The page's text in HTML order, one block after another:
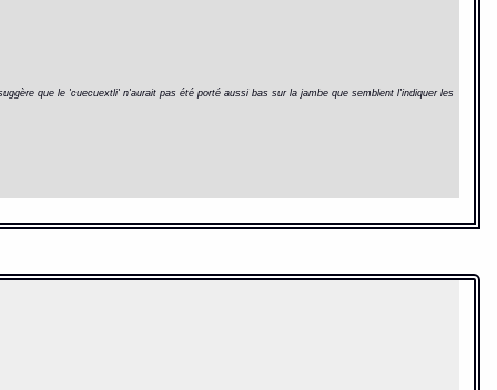
que le 'cuecuextli' n'aurait pas été porté aussi bas sur la jambe que semblent l'indiquer les